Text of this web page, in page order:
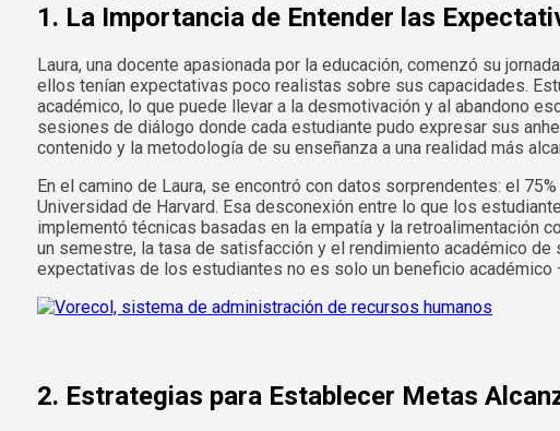
1. La Importancia de Entender las
Laura, una docente apasionada por la educación, comenzó su
ellos tenían expectativas poco realistas sobre sus capacidades.
académico, lo que puede llevar a la desmotivación y al abandono
sesiones de diálogo donde cada estudiante pudo expresar sus
contenido y la metodología de su enseñanza a una realidad más
En el camino de Laura, se encontró con datos sorprendentes: el
Universidad de Harvard. Esa desconexión entre lo que los
implementó técnicas basadas en la empatía y la retroalimentación
un semestre, la tasa de satisfacción y el rendimiento académico
expectativas de los estudiantes no es solo un beneficio
2. Estrategias para Establecer Metas